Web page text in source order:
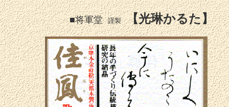
■将軍堂 謹製 【光琳かるた】